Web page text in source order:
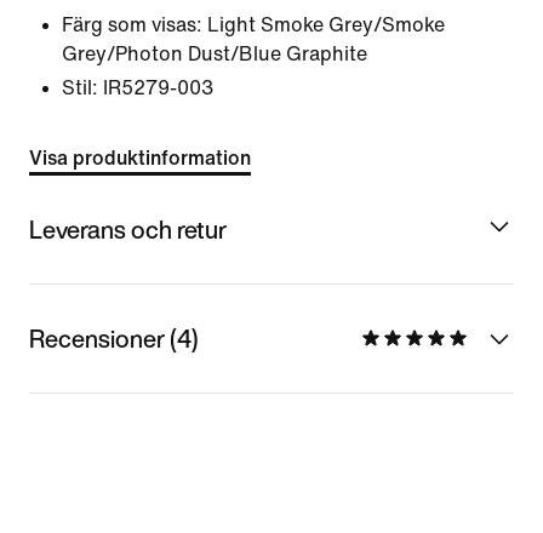
Färg som visas: Light Smoke Grey/Smoke
Grey/Photon Dust/Blue Graphite
Stil:
IR5279-003
Visa produktinformation
Leverans och retur
Recensioner (4)